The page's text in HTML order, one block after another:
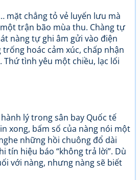
mặt chẳng tỏ vẻ luyến lưu mà
trận bão mùa thu. Chàng tự
nàng tự ghi âm gửi vào điện
hoác cảm xúc, chấp nhận
Thứ tình yêu một chiều, lạc lối
lý trong sân bay Quốc tế
xong, bấm số của nàng nói một
những hồi chuông đổ dài
tín hiệu báo “không trả lời”. Dù
với nàng, nhưng nàng sẽ biết